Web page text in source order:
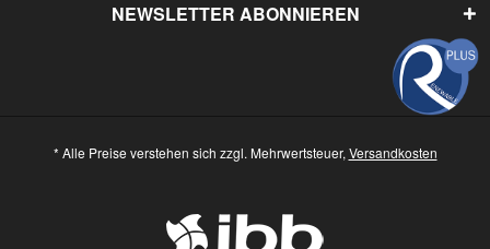
NEWSLETTER ABONNIEREN
* Alle Preise verstehen sich zzgl. Mehrwertsteuer, Versandkosten